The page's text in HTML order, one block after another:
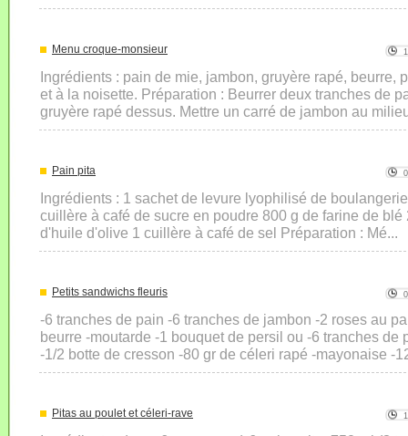
Menu croque-monsieur
Ingrédients : pain de mie, jambon, gruyère rapé, beurre,
et à la noisette. Préparation : Beurrer deux tranches de
gruyère rapé dessus. Mettre un carré de jambon au
Pain pita
Ingrédients : 1 sachet de levure lyophilisé de
cuillère à café de sucre en poudre 800 g de farine de
d'huile d'olive 1 cuillère à café de sel Préparation : Mé...
Petits sandwichs fleuris
-6 tranches de pain -6 tranches de jambon -2 roses au
beurre -moutarde -1 bouquet de persil ou -6 tranches de
-1/2 botte de cresson -80 gr de céleri rapé -mayonaise -
Pitas au poulet et céleri-rave